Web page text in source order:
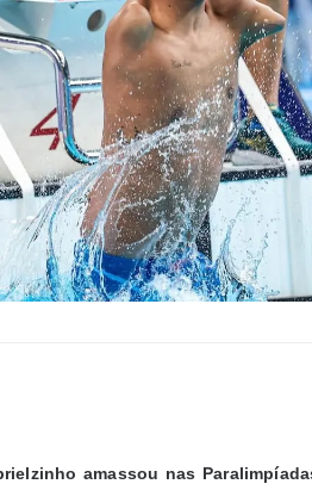
amassou nas